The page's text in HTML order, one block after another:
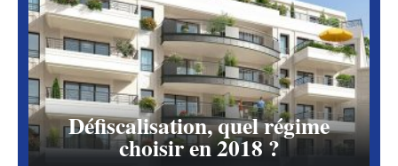
Défiscalisation, quel régime
choisir en 2018 ?